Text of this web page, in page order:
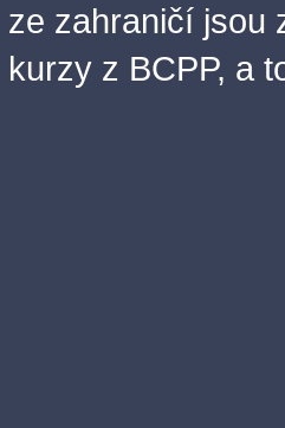
ze zahraničí jsou
kurzy z BCPP, a